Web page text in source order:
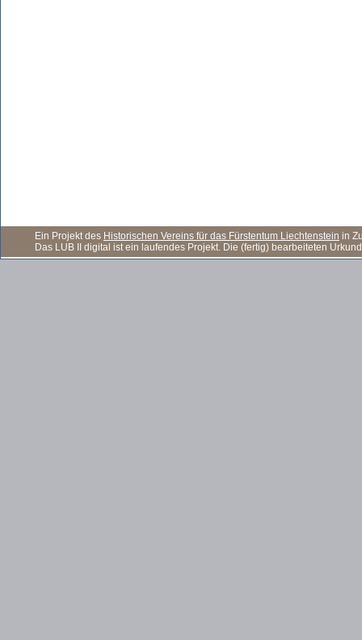
Ein Projekt des Historischen Vereins für das Fürstentum Liechtenstein in
Das LUB II digital ist ein laufendes Projekt. Die (fertig) bearbeiteten